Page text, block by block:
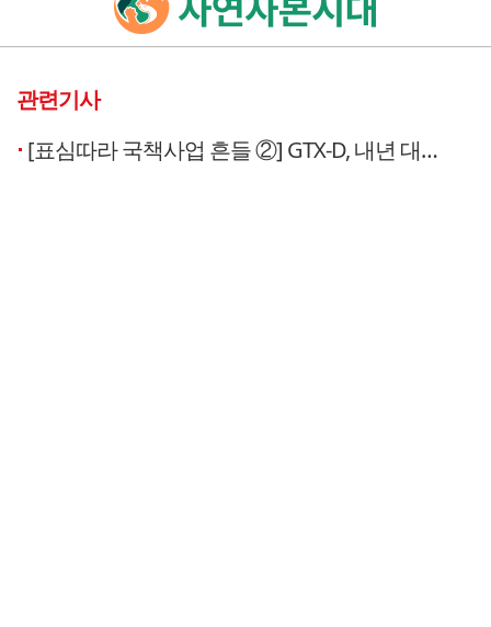
관련기사
[표심따라 국책사업 흔들 ②] GTX-D, 내년 대선의 '태풍의 눈' 될까?